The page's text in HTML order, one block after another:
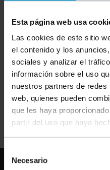
Esta página web usa
Las cookies de este sitio
el contenido y los
sociales y analizar el
información sobre el uso
nuestros partners de
web, quienes pueden
que les haya
partir del uso que haya
Selección
Necesario
OUTLET90%
BEMATIK
Adaptador
SMA-Hembra / SMA-
Hembra Rosca a
PVP
2,66
0,27€
0,27 IVA inc.
PVD
0,23€
Entrega inmediata REF: WH042
Cantidad
Necesita ayuda?